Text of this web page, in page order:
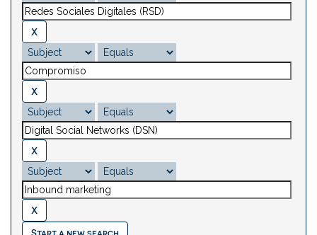
Start a new search